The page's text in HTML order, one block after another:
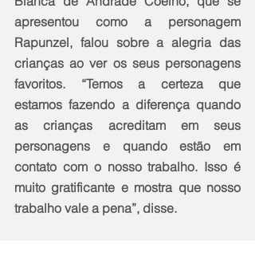
apresentou como a personagem
Rapunzel, falou sobre a alegria das
crianças ao ver os seus personagens
favoritos. “Temos a certeza que
estamos fazendo a diferença quando
as crianças acreditam em seus
personagens e quando estão em
contato com o nosso trabalho. Isso é
muito gratificante e mostra que nosso
trabalho vale a pena”, disse.